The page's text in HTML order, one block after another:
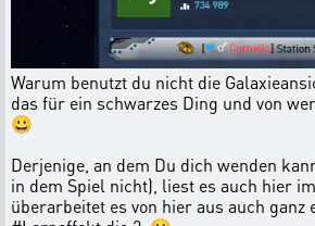
Warum benutzt du nicht die
das für ein schwarzes Ding und von
😀
Derjenige, an dem Du dich wenden
in dem Spiel nicht), liest es auch hier
überarbeitet es von hier aus auch ganz